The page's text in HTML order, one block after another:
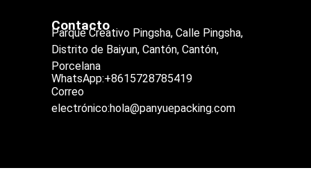
Contacto
Parque Creativo Pingsha, Calle Pingsha,
Distrito de Baiyun, Cantón, Cantón,
Porcelana
WhatsApp:+8615728785419
Correo
electrónico:hola@panyuepacking.com